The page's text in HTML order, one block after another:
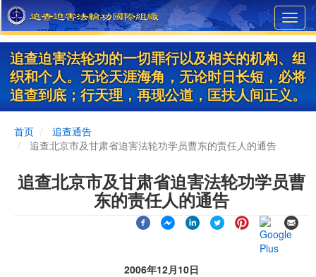
Skip
to
main
content
追查迫害法轮功的一切罪行以及相关的机构、组
织和个人。无论天涯海角，无论时日长短，必将
追查到底；行天理，再现公道，匡扶人间正义。
首页
追查通告
追查北京市及甘肃省迫害法轮功学员曹东的责任人的通告
追查北京市及甘肃省迫害法轮功学员曹
东的责任人的通告
2006年12月10日